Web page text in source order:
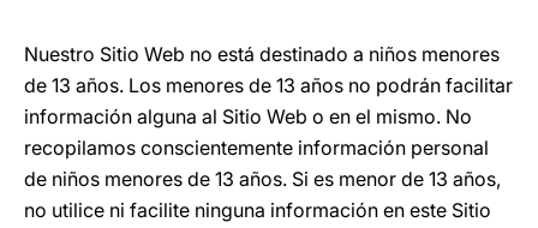
Nuestro Sitio Web no está destinado a niños menores
de 13 años. Los menores de 13 años no podrán facilitar
información alguna al Sitio Web o en el mismo. No
recopilamos conscientemente información personal
de niños menores de 13 años. Si es menor de 13 años,
no utilice ni facilite ninguna información en este Sitio